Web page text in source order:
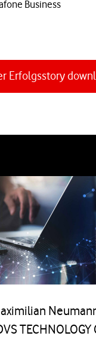
Business
Erfolgsstory
TECHNOLOGY